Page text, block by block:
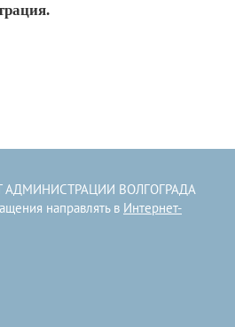
ВОЛГОГРАДА
направлять в Интернет-